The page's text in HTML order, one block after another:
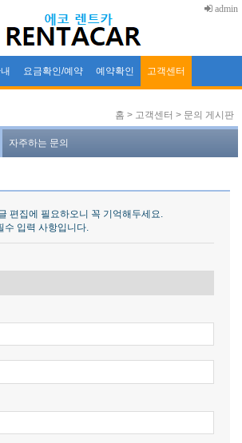
admin
요금확인/예약 예약확인 고객센터
홈 > 고객센터 > 문의 게시판
자주하는 문의
편집에 필요하오니 꼭 기억해두세요.
입력 사항입니다.